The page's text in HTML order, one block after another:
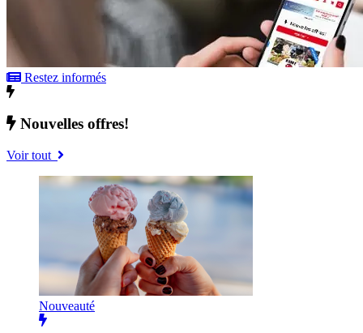
Restez informés
Nouvelles offres!
Voir tout
Nouveauté